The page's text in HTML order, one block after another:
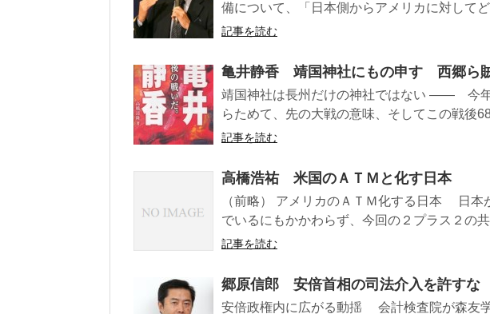
備について、「日本側からアメリカに対して
記事を読む
亀井静香 靖国神社にもの申す 西郷ら賊
靖国神社は長州だけの神社ではない ―― 今
らためて、先の大戦の意味、そしてこの戦後
記事を読む
高橋浩祐 米国のＡＴＭと化す日本
（前略） アメリカのＡＴＭ化する日本 日本
でいるにもかかわらず、今回の２プラス２の
記事を読む
郷原信郎 安倍首相の司法介入を許すな
安倍政権内に広がる動揺 会計検査院が森友